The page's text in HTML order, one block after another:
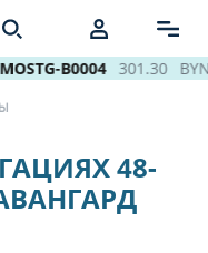
MOSTG-B0004 301.30 BYN
48-